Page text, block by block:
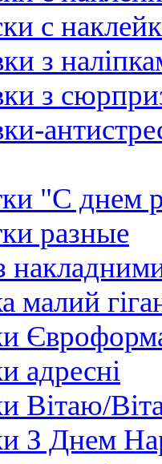
с
з
з
"С днем
разные
малий
адресні
Вітаю/
З Днем